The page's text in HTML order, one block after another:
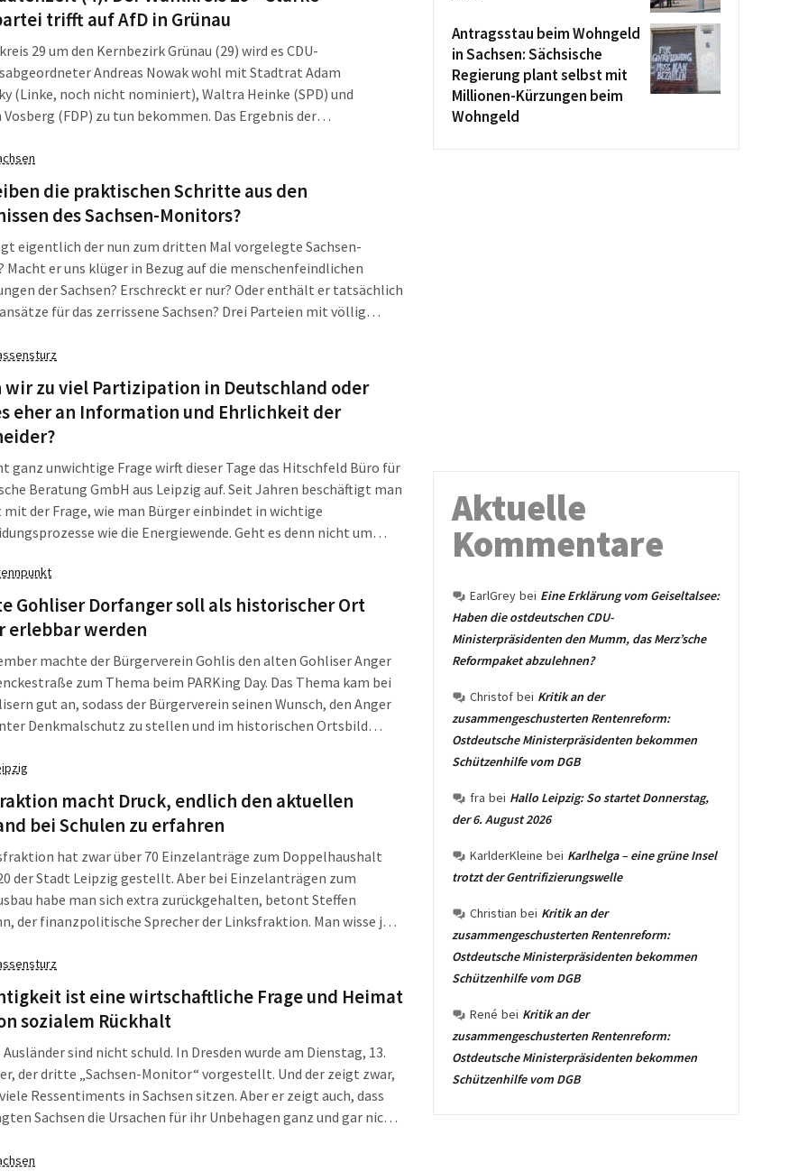
trifft auf AfD in Grünau
29 um den Kernbezirk Grünau (29) wird es CDU-
Andreas Nowak wohl mit Stadtrat Adam
(Linke, noch nicht nominiert), Waltra Heinke (SPD) und
(FDP) zu tun bekommen. Das Ergebnis der
mit gerade noch 300 Stimmen vor Dietmar Pellmann (Linke,
errungenes Direktmandat zu verteidigen. Denn in Grünau und
gab es zur Bundestagswahl 2017 ein regelrechtes Fanal der
Quasi als Alleinstellungsmerkmal fand sich hier die mit
Ballung an AfD-Wählern in Leipzig.
die praktischen Schritte aus den
des Sachsen-Monitors?
eigentlich der nun zum dritten Mal vorgelegte Sachsen-
Macht er uns klüger in Bezug auf die menschenfeindlichen
der Sachsen? Erschreckt er nur? Oder enthält er tatsächlich
für das zerrissene Sachsen? Drei Parteien mit völlig
wir zu viel Partizipation in Deutschland oder
eher an Information und Ehrlichkeit der
ganz unwichtige Frage wirft dieser Tage das Hitschfeld Büro für
Beratung GmbH aus Leipzig auf. Seit Jahren beschäftigt man
mit der Frage, wie man Bürger einbindet in wichtige
wie die Energiewende. Geht es denn nicht um
Informationstag „Netzausbau und Mensch“ wegen zu
Interesses ab. Sind die Bürger vielleicht überfordert?
Gohliser Dorfanger soll als historischer Ort
erlebbar werden
machte der Bürgerverein Gohlis den alten Gohliser Anger
zum Thema beim PARKing Day. Das Thema kam bei
gut an, sodass der Bürgerverein seinen Wunsch, den Anger
Denkmalschutz zu stellen und im historischen Ortsbild
Stadtrat das Thema auf.
macht Druck, endlich den aktuellen
bei Schulen zu erfahren
hat zwar über 70 Einzelanträge zum Doppelhaushalt
der Stadt Leipzig gestellt. Aber bei Einzelanträgen zum
habe man sich extra zurückgehalten, betont Steffen
der finanzpolitische Sprecher der Linksfraktion. Man wisse ja
Euro-Paket abzuarbeiten. Und auch nicht, wie es um längst
Schulbauprojekte steht.
ist eine wirtschaftliche Frage und Heimat
sozialem Rückhalt
Ausländer sind nicht schuld. In Dresden wurde am Dienstag, 13.
der dritte „Sachsen-Monitor“ vorgestellt. Und der zeigt zwar,
Ressentiments in Sachsen sitzen. Aber er zeigt auch, dass
Sachsen die Ursachen für ihr Unbehagen ganz und gar nicht
Thema. Und während die Politik über „Flüchtlinge“
Antragsstau beim Wohngeld
in Sachsen: Sächsische
Regierung plant selbst mit
Millionen-Kürzungen beim
Wohngeld
Aktuelle
Kommentare
EarlGrey bei Eine Erklärung vom Geiseltalsee:
Haben die ostdeutschen CDU-
Ministerpräsidenten den Mumm, das Merz’sche
Reformpaket abzulehnen?
Christof bei Kritik an der
zusammengeschusterten Rentenreform:
Ostdeutsche Ministerpräsidenten bekommen
Schützenhilfe vom DGB
fra bei Hallo Leipzig: So startet Donnerstag,
der 6. August 2026
KarlderKleine bei Karlhelga – eine grüne Insel
trotzt der Gentrifizierungswelle
Christian bei Kritik an der
zusammengeschusterten Rentenreform:
Ostdeutsche Ministerpräsidenten bekommen
Schützenhilfe vom DGB
René bei Kritik an der
zusammengeschusterten Rentenreform:
Ostdeutsche Ministerpräsidenten bekommen
Schützenhilfe vom DGB